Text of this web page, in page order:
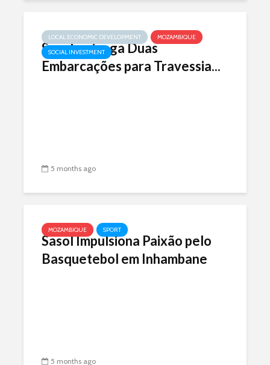
LOCAL ECONOMIC DEVELOPMENT
MOZAMBIQUE
SOCIAL INVESTMENT
Sasol entrega Duas
Embarcações para Travessia...
5 months ago
MOZAMBIQUE SPORT
Sasol Impulsiona Paixão pelo
Basquetebol em Inhambane
5 months ago